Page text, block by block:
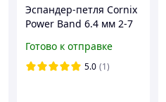
Эспандер-петля Cornix
Power Band 6.4 мм 2-7
и спорта) XR-0057
Готово к отправке
5.0 (1)